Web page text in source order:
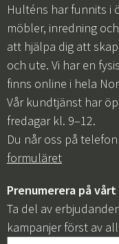
Hulténs har funnits i
möbler, inredning
att hjälpa dig att
och ute. Vi har en
finns online i hela
Vår kundtjänst har
fredagar kl. 9–12.
Du når oss på
formuläret
Prenumerera på
Ta del av
kampanjer först av